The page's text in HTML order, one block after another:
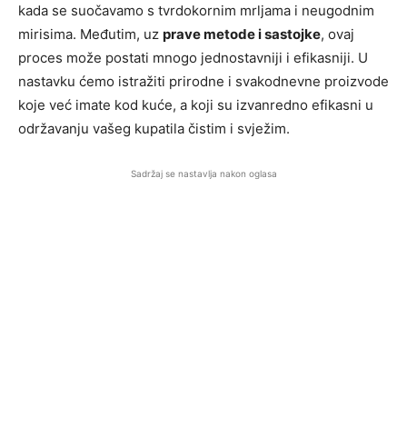
kada se suočavamo s tvrdokornim mrljama i neugodnim
mirisima. Međutim, uz prave metode i sastojke, ovaj
proces može postati mnogo jednostavniji i efikasniji. U
nastavku ćemo istražiti prirodne i svakodnevne proizvode
koje već imate kod kuće, a koji su izvanredno efikasni u
održavanju vašeg kupatila čistim i svježim.
Sadržaj se nastavlja nakon oglasa